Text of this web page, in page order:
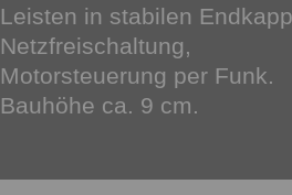
Leisten in stabilen
Netzfreischaltung,
Motorsteuerung per Funk.
Bauhöhe ca. 9 cm.